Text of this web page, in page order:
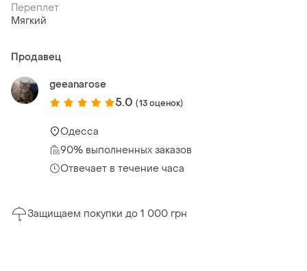
Переплет
Мягкий
Продавец
geeanarose
5.0 (13 оценок)
Одесса
90% выполненных заказов
Отвечает в течение часа
Защищаем покупки до 1 000 грн